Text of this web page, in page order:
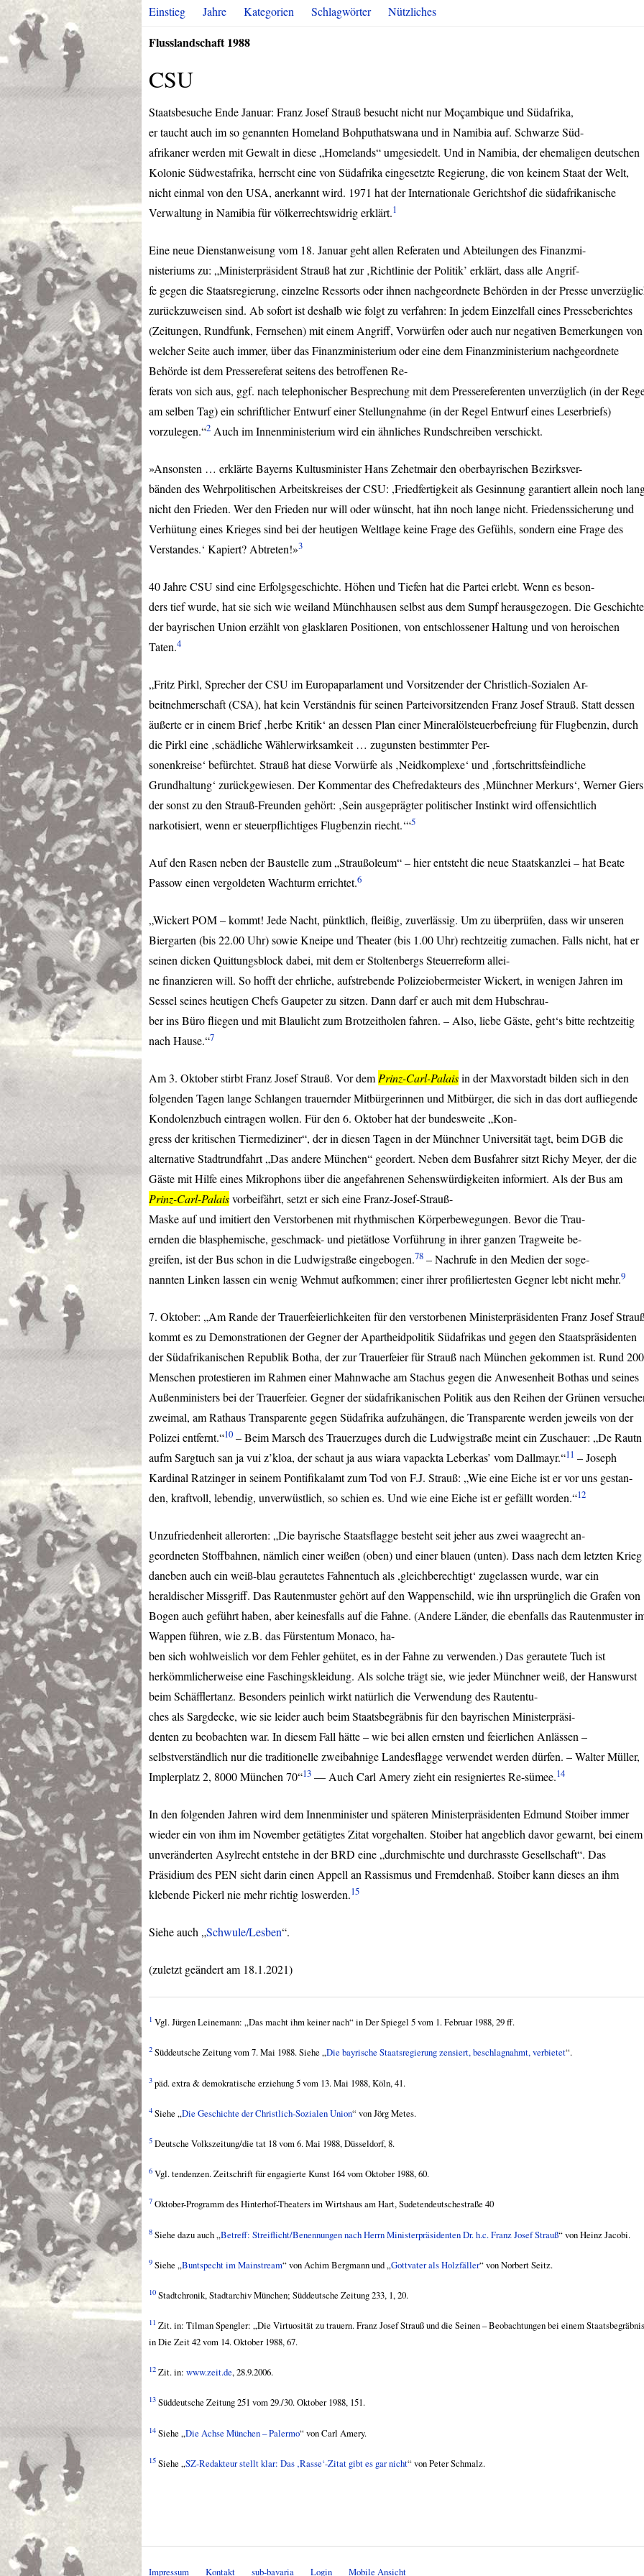
Einstieg Jahre Kategorien Schlagwörter Nützliches
Flusslandschaft 1988
CSU
Staatsbesuche Ende Januar: Franz Josef Strauß besucht nicht nur Moçambique und Südafrika,
er taucht auch im so genannten Homeland Bohputhatswana und in Namibia auf. Schwarze Süd-
afrikaner werden mit Gewalt in diese „Homelands“ umgesiedelt. Und in Namibia, der ehemaligen deutschen
Kolonie Südwestafrika, herrscht eine von Südafrika eingesetzte Regierung, die von keinem Staat der Welt,
nicht einmal von den USA, anerkannt wird. 1971 hat der Internationale Gerichtshof die südafrikanische
Verwaltung in Namibia für völkerrechtswidrig erklärt.1
Eine neue Dienstanweisung vom 18. Januar geht allen Referaten und Abteilungen des Finanzmi-
nisteriums zu: „Ministerpräsident Strauß hat zur ‚Richtlinie der Politik’ erklärt, dass alle Angrif-
fe gegen die Staatsregierung, einzelne Ressorts oder ihnen nachgeordnete Behörden in der Presse
zurückzuweisen sind. Ab sofort ist deshalb wie folgt zu verfahren: In jedem Einzelfall eines Presseberichtes
(Zeitungen, Rundfunk, Fernsehen) mit einem Angriff, Vorwürfen oder auch nur negativen Bemerkungen von
welcher Seite auch immer, über das Finanzministerium oder eine dem Finanzministerium nachgeordnete
Behörde ist dem Pressereferat seitens des betroffenen Re-
ferats von sich aus, ggf. nach telephonischer Besprechung mit dem Pressereferenten unverzüglich (in der
am selben Tag) ein schriftlicher Entwurf einer Stellungnahme (in der Regel Entwurf eines Leserbriefs)
vorzulegen.“2 Auch im Innenministerium wird ein ähnliches Rundschreiben verschickt.
»Ansonsten … erklärte Bayerns Kultusminister Hans Zehetmair den oberbayrischen Bezirksver-
bänden des Wehrpolitischen Arbeitskreises derCSU: ,Friedfertigkeit als Gesinnung garantiert allein noch
nicht den Frieden. Wer den Frieden nur will oder wünscht, hat ihn noch lange nicht. Friedenssicherung und
Verhütung eines Krieges sind bei der heutigen Weltlage keine Frage des Gefühls, sondern eine Frage des
Verstandes.‘ Kapiert? Abtreten!»3
40 JahreCSUsind eine Erfolgsgeschichte. Höhen und Tiefen hat die Partei erlebt. Wenn es beson-
ders tief wurde, hat sie sich wie weiland Münchhausen selbst aus dem Sumpf herausgezogen. Die Geschichte
der bayrischen Union erzählt von glasklaren Positionen, von entschlossener Haltung und von heroischen
Taten.4
„Fritz Pirkl, Sprecher derCSUim Europaparlament und Vorsitzender der Christlich-Sozialen Ar-
beitnehmerschaft (CSA), hat kein Verständnis für seinen Parteivorsitzenden Franz Josef Strauß. Statt dessen
äußerte er in einem Brief ‚herbe Kritik‘ an dessen Plan einer Mineralölsteuerbefreiung für Flugbenzin, durch
die Pirkl eine ‚schädliche Wählerwirksamkeit … zugunsten bestimmter Per-
sonenkreise‘ befürchtet. Strauß hat diese Vorwürfe als ‚Neidkomplexe‘ und ‚fortschrittsfeindliche
Grundhaltung‘ zurückgewiesen. Der Kommentar des Chefredakteurs des ‚Münchner Merkurs‘, Werner
der sonst zu den Strauß-Freunden gehört: ‚Sein ausgeprägter politischer Instinkt wird offensichtlich
narkotisiert, wenn er steuerpflichtiges Flugbenzin riecht.‘“5
Auf den Rasen neben der Baustelle zum „Straußoleum“ – hier entsteht die neue Staatskanzlei – hat Beate
Passow einen vergoldeten Wachturm errichtet.6
„WickertPOM– kommt! Jede Nacht, pünktlich, fleißig, zuverlässig. Um zu überprüfen, dass wir unseren
Biergarten (bis 22.00 Uhr) sowie Kneipe und Theater (bis 1.00 Uhr) rechtzeitig zumachen. Falls nicht, hat er
seinen dicken Quittungsblock dabei, mit dem er Stoltenbergs Steuerreform allei-
ne finanzieren will. So hofft der ehrliche, aufstrebende Polizeiobermeister Wickert, in wenigen Jahren im
Sessel seines heutigen Chefs Gaupeter zu sitzen. Dann darf er auch mit dem Hubschrau-
ber ins Büro fliegen und mit Blaulicht zum Brotzeitholen fahren. – Also, liebe Gäste, geht‘s bitte rechtzeitig
nach Hause.“7
Am 3. Oktober stirbt Franz Josef Strauß. Vor dem Prinz-Carl-Palaisin der Maxvorstadt bilden sich in den
folgenden Tagen lange Schlangen trauernder Mitbürgerinnen und Mitbürger, die sich in das dort aufliegende
Kondolenzbuch eintragen wollen. Für den 6. Oktober hat der bundesweite „Kon-
gress der kritischen Tiermediziner“, der in diesen Tagen in der Münchner Universität tagt, beimDGB die
alternative Stadtrundfahrt „Das andere München“ geordert. Neben dem Busfahrer sitzt Richy Meyer, der die
Gäste mit Hilfe eines Mikrophons über die angefahrenen Sehenswürdigkeiten informiert. Als der Bus am
Prinz-Carl-Palaisvorbeifährt, setzt er sich eine Franz-Josef-Strauß-
Maske auf und imitiert den Verstorbenen mit rhythmischen Körperbewegungen. Bevor die Trau-
ernden die blasphemische, geschmack- und pietätlose Vorführung in ihrer ganzen Tragweite be-
greifen, ist der Bus schon in die Ludwigstraße eingebogen.78 – Nachrufe in den Medien der soge-
nannten Linken lassen ein wenig Wehmut aufkommen; einer ihrer profiliertesten Gegner lebt nicht mehr.9
7. Oktober: „Am Rande der Trauerfeierlichkeiten für den verstorbenen Ministerpräsidenten Franz Josef
kommt es zu Demonstrationen der Gegner der Apartheidpolitik Südafrikas und gegen den Staatspräsidenten
der Südafrikanischen Republik Botha, der zur Trauerfeier für Strauß nach München gekommen ist. Rund 200
Menschen protestieren im Rahmen einer Mahnwache am Stachus gegen die Anwesenheit Bothas und seines
Außenministers bei der Trauerfeier. Gegner der südafrikanischen Politik aus den Reihen der Grünen
zweimal, am Rathaus Transparente gegen Südafrika aufzuhängen, die Transparente werden jeweils von der
Polizei entfernt.“10 – Beim Marsch des Trauerzuges durch die Ludwigstraße meint ein Zuschauer: „De Rautn
aufm Sargtuch san ja vui z’kloa, der schaut ja aus wiara vapackta Leberkas’ vom Dallmayr.“11 – Joseph
Kardinal Ratzinger in seinem Pontifikalamt zum Tod von F.J. Strauß: „Wie eine Eiche ist er vor uns gestan-
den, kraftvoll, lebendig, unverwüstlich, so schien es. Und wie eine Eiche ist er gefällt worden.“12
Unzufriedenheit allerorten: „Die bayrische Staatsflagge besteht seit jeher aus zwei waagrecht an-
geordneten Stoffbahnen, nämlich einer weißen (oben) und einer blauen (unten). Dass nach dem letzten Krieg
daneben auch ein weiß-blau gerautetes Fahnentuch als ,gleichberechtigt‘ zugelassen wurde, war ein
heraldischer Missgriff. Das Rautenmuster gehört auf den Wappenschild, wie ihn ursprünglich die Grafen von
Bogen auch geführt haben, aber keinesfalls auf die Fahne. (Andere Länder, die ebenfalls das Rautenmuster
Wappen führen, wie z.B. das Fürstentum Monaco, ha-
ben sich wohlweislich vor dem Fehler gehütet, es in der Fahne zu verwenden.) Das gerautete Tuch ist
herkömmlicherweise eine Faschingskleidung. Als solche trägt sie, wie jeder Münchner weiß, der Hanswurst
beim Schäfflertanz. Besonders peinlich wirkt natürlich die Verwendung des Rautentu-
ches als Sargdecke, wie sie leider auch beim Staatsbegräbnis für den bayrischen Ministerpräsi-
denten zu beobachten war. In diesem Fall hätte – wie bei allen ernsten und feierlichen Anlässen –
selbstverständlich nur die traditionelle zweibahnige Landesflagge verwendet werden dürfen. – Walter Müller,
Implerplatz 2, 8000 München 70“13 — Auch Carl Amery zieht ein resigniertes Re-sümee.14
In den folgenden Jahren wird dem Innenminister und späteren Ministerpräsidenten Edmund Stoiber immer
wieder ein von ihm im November getätigtes Zitat vorgehalten. Stoiber hat angeblich davor gewarnt, bei einem
unveränderten Asylrecht entstehe in derBRD eine „durchmischte und durchrasste Gesellschaft“. Das
Präsidium desPENsieht darin einen Appell an Rassismus und Fremdenhaß. Stoiber kann dieses an ihm
klebende Pickerl nie mehr richtig loswerden.15
Siehe auch „Schwule/Lesben“.
(zuletzt geändert am 18.1.2021)
1 Vgl. Jürgen Leinemann: „Das macht ihm keiner nach“ in Der Spiegel 5 vom 1. Februar 1988, 29 ff.
2 Süddeutsche Zeitung vom 7. Mai 1988. Siehe „Die bayrische Staatsregierung zensiert, beschlagnahmt, verbietet“.
3 päd. extra & demokratische erziehung 5 vom 13. Mai 1988, Köln, 41.
4 Siehe „Die Geschichte der Christlich-Sozialen Union“ von Jörg Metes.
5 Deutsche Volkszeitung/die tat 18 vom 6. Mai 1988, Düsseldorf, 8.
6 Vgl. tendenzen. Zeitschrift für engagierte Kunst 164 vom Oktober 1988, 60.
7 Oktober-Programm des Hinterhof-Theaters im Wirtshaus am Hart, Sudetendeutschestraße 40
8 Siehe dazu auch „Betreff: Streiflicht/Benennungen nach Herrn Ministerpräsidenten Dr. h.c. Franz Josef Strauß“ von Heinz Jacobi.
9 Siehe „Buntspecht im Mainstream“ von Achim Bergmann und „Gottvater als Holzfäller“ von Norbert Seitz.
10 Stadtchronik, Stadtarchiv München; Süddeutsche Zeitung 233, 1, 20.
11 Zit. in: Tilman Spengler: „Die Virtuosität zu trauern. Franz Josef Strauß und die Seinen – Beobachtungen bei einem
in Die Zeit 42 vom 14. Oktober 1988, 67.
12 Zit. in: www.zeit.de, 28.9.2006.
13 Süddeutsche Zeitung 251 vom 29./30. Oktober 1988, 151.
14 Siehe „Die Achse München – Palermo“ von Carl Amery.
15 Siehe „SZ-Redakteur stellt klar: Das ‚Rasse‘-Zitat gibt es gar nicht“ von Peter Schmalz.
Impressum Kontakt sub-bavaria Login Mobile Ansicht